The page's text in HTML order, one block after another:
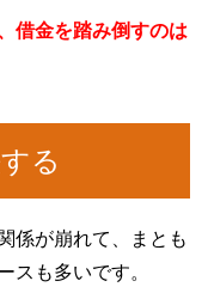
借金を踏み倒すのは
る
係が崩れて、まとも
スも多いです。